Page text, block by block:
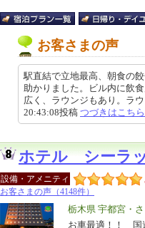
お客さまの声
駅直結で立地最高、朝食の
助かりました。ビル内に飲
広く、ラウンジもあり。ラ
20:43:08投稿 つづきはこちら
ホテル シーラ
設備・アメニティ
お客さまの声（4148件）
エ
リ
栃木県 宇都宮・
お車最適！！ 国